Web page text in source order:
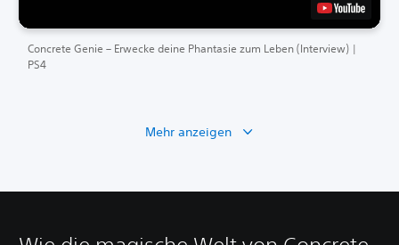
Concrete Genie – Erwecke deine Phantasie zum Leben (Interview) |
PS4
Mehr anzeigen